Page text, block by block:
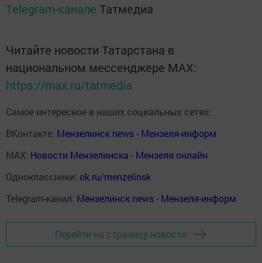
Telegram-канале Татмедиа
Читайте новости Татарстана в
национальном мессенджере MАХ:
https://max.ru/tatmedia
Самое интересное в наших социальных сетях:
ВКонтакте: Мензелинск news - Мензеля-информ
MAX: Новости Мензелинска - Мензеля онлайн
Одноклассники: ok.ru/menzelinsk
Telegram-канал: Мензелинск news - Мензеля-информ
Перейти на страницу новости